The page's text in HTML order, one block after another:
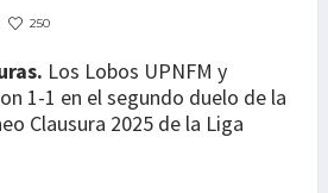
250
Los Lobos UPNFM y
1-1 en el segundo duelo de la
Clausura 2025 de la Liga